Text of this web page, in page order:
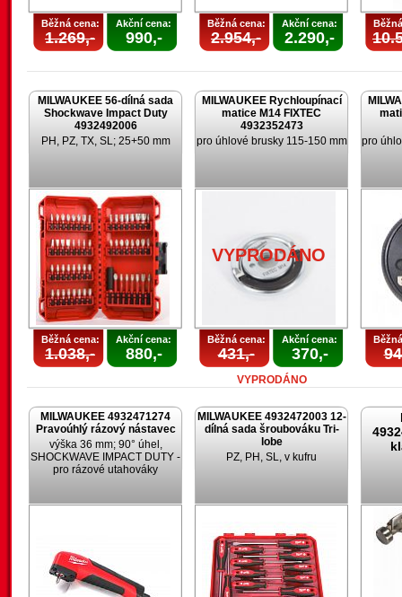
Běžná cena:
1.269,-
Akční cena:
990,-
Běžná cena:
2.954,-
Akční cena:
2.290,-
MILWAUKEE 56-dílná sada
Shockwave Impact Duty
4932492006
PH, PZ, TX, SL; 25+50 mm
Běžná cena:
1.038,-
Akční cena:
880,-
MILWAUKEE Rychloupínací
matice M14 FIXTEC
4932352473
pro úhlové brusky 115-150 mm
VYPRODÁNO
Běžná cena:
431,-
Akční cena:
370,-
VYPRODÁNO
pro
MILWAUKEE 4932471274
Pravoúhlý rázový nástavec
výška 36 mm; 90° úhel,
SHOCKWAVE IMPACT DUTY -
pro rázové utahováky
MILWAUKEE 4932472003 12-
dílná sada šroubováku Tri-
lobe
PZ, PH, SL, v kufru